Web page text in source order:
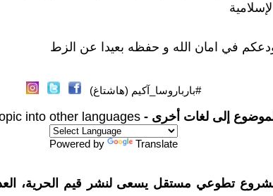
في امان الله و حفظه بعيدا عن الزط
#بارباروسا_آكيم (هاشتاغ)
إلى لغات أخرى - into other languages
Powered by Translate
تطوعي مستقل يسعى لنشر قيم الحرية،